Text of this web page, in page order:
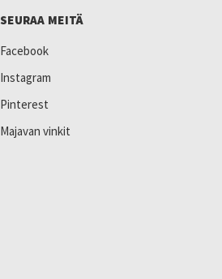
SEURAA MEITÄ
Facebook
Instagram
Pinterest
Majavan vinkit